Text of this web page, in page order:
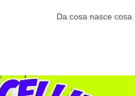
Da cosa nasce cosa